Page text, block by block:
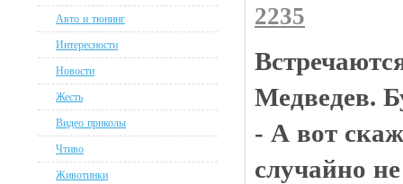
Авто и тюнинг
Интересности
Новости
Жесть
Видео приколы
Чтиво
Животинки
2235
Медведев.
- А вот
случайно